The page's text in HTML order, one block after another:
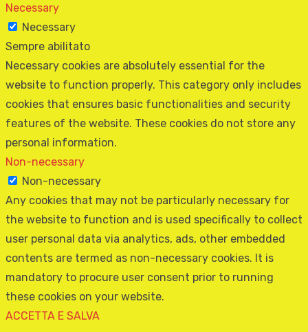
Necessary
Necessary
Sempre abilitato
Necessary cookies are absolutely essential for the
website to function properly. This category only includes
cookies that ensures basic functionalities and security
features of the website. These cookies do not store any
personal information.
Non-necessary
Non-necessary
Any cookies that may not be particularly necessary for
the website to function and is used specifically to collect
user personal data via analytics, ads, other embedded
contents are termed as non-necessary cookies. It is
mandatory to procure user consent prior to running
these cookies on your website.
ACCETTA E SALVA